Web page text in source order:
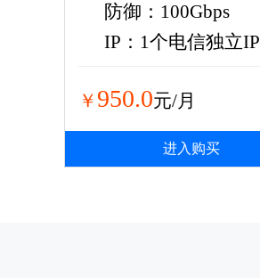
防御：100Gbps
IP：1个电信独立IP
￥ 950.0元/月
进入购买